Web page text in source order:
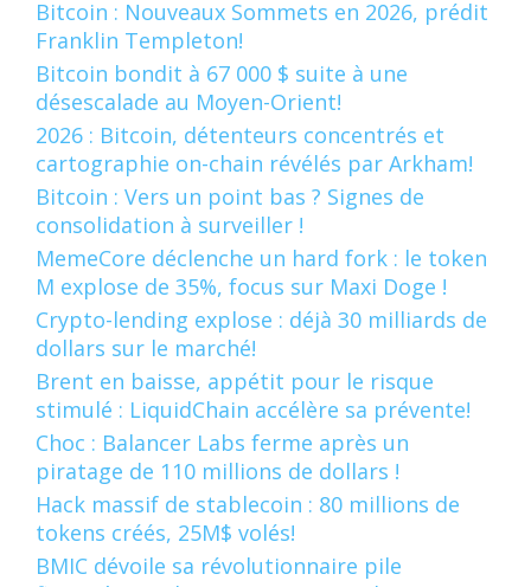
Bitcoin : Nouveaux Sommets en 2026, prédit
Franklin Templeton!
Bitcoin bondit à 67 000 $ suite à une
désescalade au Moyen-Orient!
2026 : Bitcoin, détenteurs concentrés et
cartographie on-chain révélés par Arkham!
Bitcoin : Vers un point bas ? Signes de
consolidation à surveiller !
MemeCore déclenche un hard fork : le token
M explose de 35%, focus sur Maxi Doge !
Crypto-lending explose : déjà 30 milliards de
dollars sur le marché!
Brent en baisse, appétit pour le risque
stimulé : LiquidChain accélère sa prévente!
Choc : Balancer Labs ferme après un
piratage de 110 millions de dollars !
Hack massif de stablecoin : 80 millions de
tokens créés, 25M$ volés!
BMIC dévoile sa révolutionnaire pile